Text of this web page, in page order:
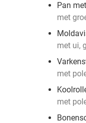
Pan
met
met ui,
met
met